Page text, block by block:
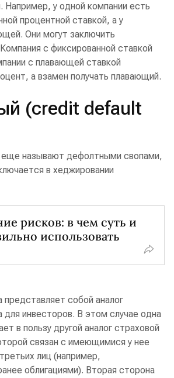
Например, у одной компании есть
процентной ставкой, а у
Они могут заключить
с фиксированной ставкой
с плавающей ставкой
а взамен получать плавающий.
(credit default
называют дефолтными свопами,
в хеджировании
рисков: в чем суть и
использовать
собой аналог
для инвесторов. В этом случае одна
в пользу другой аналог страховой
связан с имеющимися у нее
лиц (например,
облигациями). Вторая сторона